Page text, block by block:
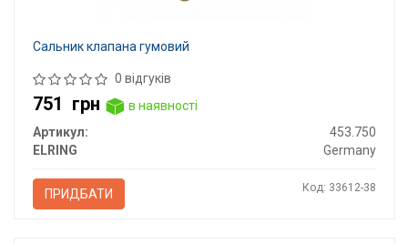
Сальник клапана гумовий
0 відгуків
751 грн
в наявності
Артикул:
453.750
ELRING
Germany
ПРИДБАТИ Код: 33612-38